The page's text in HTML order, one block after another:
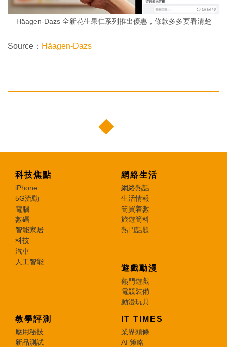
Häagen-Dazs 全新花生果仁系列推出優惠，條款多多要看清楚
Source： Häagen-Dazs
科技焦點
iPhone
5G流動
電腦
數碼
智能家居
科技
汽車
人工智能
網絡生活
網絡熱話
生活情報
筍買着數
旅遊筍料
熱門話題
遊戲動漫
熱門遊戲
電競裝備
動漫玩具
教學評測
應用秘技
新品測試
IT TIMES
業界頭條
AI 策略